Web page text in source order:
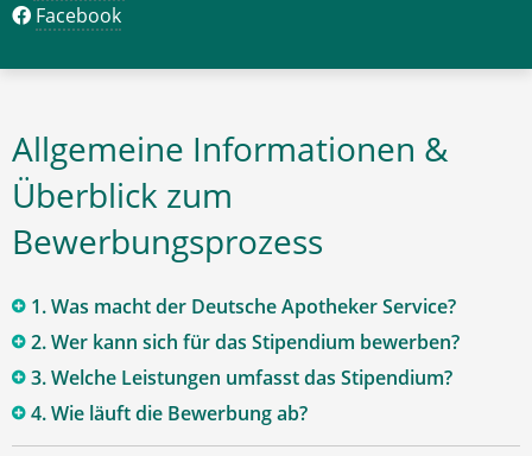
Facebook
Allgemeine Informationen &
Überblick zum
Bewerbungsprozess
1. Was macht der Deutsche Apotheker Service?
2. Wer kann sich für das Stipendium bewerben?
3. Welche Leistungen umfasst das Stipendium?
4. Wie läuft die Bewerbung ab?